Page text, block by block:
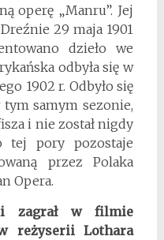
operę „Manru”. Jej
29 maja 1901
dzieło we
odbyła się w
1902 r. Odbyło się
samym sezonie,
i nie został nigdy
tej pory pozostaje
przez Polaka
Opera.
zagrał w filmie
reżyserii Lothara